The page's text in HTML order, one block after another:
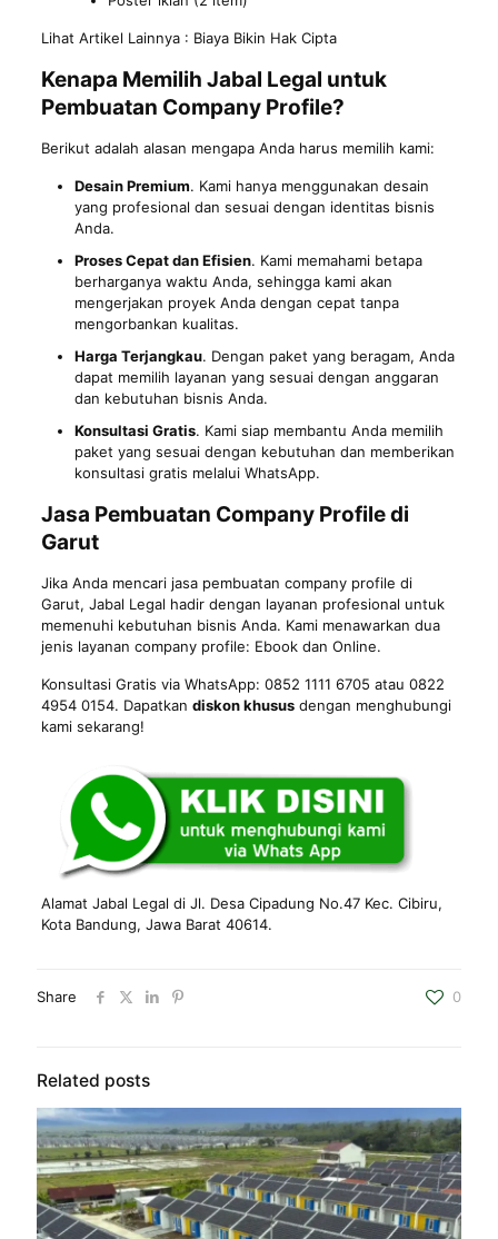
Lihat Artikel Lainnya : Biaya Bikin Hak Cipta
Kenapa Memilih Jabal Legal untuk
Pembuatan Company Profile?
Berikut adalah alasan mengapa Anda harus memilih kami:
Desain Premium. Kami hanya menggunakan desain
yang profesional dan sesuai dengan identitas bisnis
Anda.
Proses Cepat dan Efisien. Kami memahami betapa
berharganya waktu Anda, sehingga kami akan
mengerjakan proyek Anda dengan cepat tanpa
mengorbankan kualitas.
Harga Terjangkau. Dengan paket yang beragam, Anda
dapat memilih layanan yang sesuai dengan anggaran
dan kebutuhan bisnis Anda.
Konsultasi Gratis. Kami siap membantu Anda memilih
paket yang sesuai dengan kebutuhan dan memberikan
konsultasi gratis melalui WhatsApp.
Jasa Pembuatan Company Profile di
Garut
Jika Anda mencari jasa pembuatan company profile di
Garut, Jabal Legal hadir dengan layanan profesional untuk
memenuhi kebutuhan bisnis Anda. Kami menawarkan dua
jenis layanan company profile: Ebook dan Online.
Konsultasi Gratis via WhatsApp: 0852 1111 6705 atau 0822
4954 0154. Dapatkan diskon khususdengan menghubungi
kami sekarang!
Alamat Jabal Legal di Jl. Desa Cipadung No.47 Kec. Cibiru,
Kota Bandung, Jawa Barat 40614.
Share 0
Related posts